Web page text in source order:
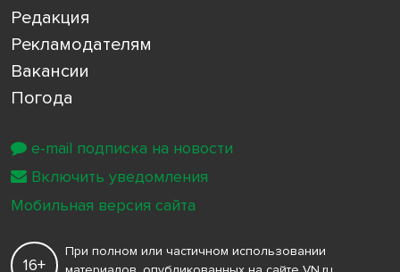
Редакция
Рекламодателям
Вакансии
Погода
16+
При полном или частичном использовании
e-mail подписка на новости
Включить уведомления
Мобильная версия сайта